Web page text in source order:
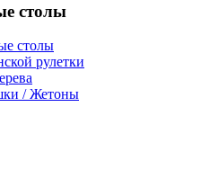
столы
столы
рулетки
/ Жетоны